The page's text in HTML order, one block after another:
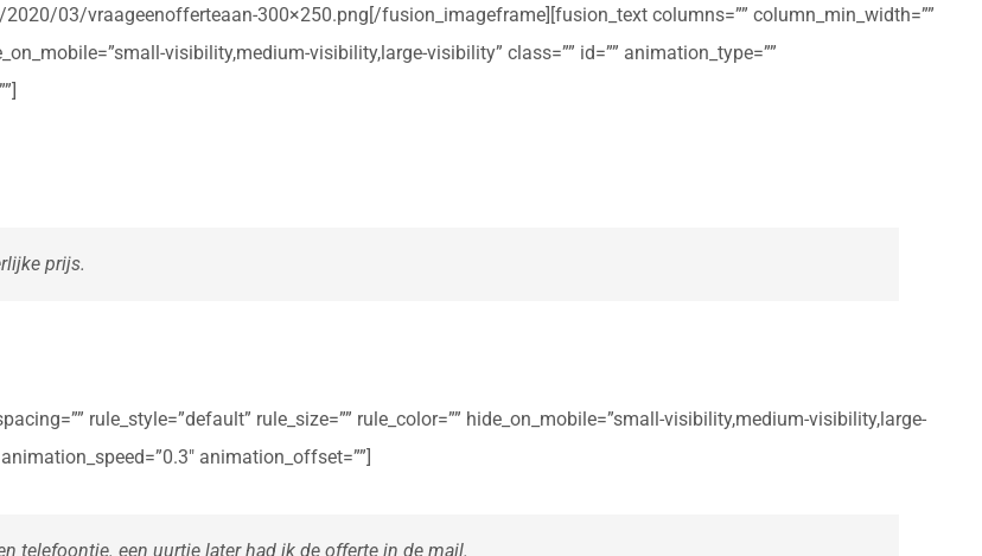
03/vraageenofferteaan-300×250.png[/fusion_imageframe][fusion_text columns=”” column_min_width=””
visibility,medium-visibility,large-visibility” class=”” id=”” animation_type=””
prijs.
rule_style=”default” rule_size=”” rule_color=”” hide_on_mobile=”small-visibility,medium-visibility,large-
animation_offset=””]
telefoontje. een uurtje later had ik de offerte in de mail.